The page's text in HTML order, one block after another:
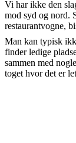
Vi har ikke den
mod syd og nord.
restaurantvogne,
Man kan typisk
finder ledige
sammen med
toget hvor det er